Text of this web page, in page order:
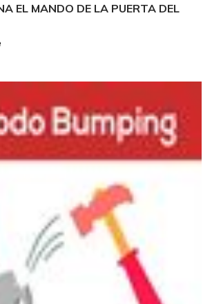
EL MANDO DE LA PUERTA DEL